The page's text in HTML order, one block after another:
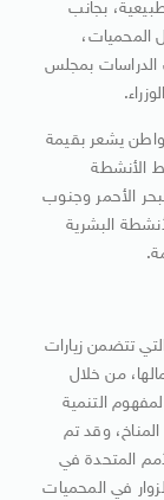
بجانب
المحميات،
الدراسات بمجلس
لم يكن المواطن يشعر بقيمة
الأنشطة
الأحمر وجنوب
البشرية
تتضمن زيارات
من خلال
التنمية
وقد تم
المتحدة في
في المحميات